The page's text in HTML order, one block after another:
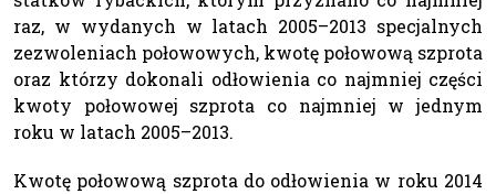
raz, w wydanych w latach 2005–2013 specjalnych
zezwoleniach połowowych, kwotę połowową szprota
oraz którzy dokonali odłowienia co najmniej części
kwoty połowowej szprota co najmniej w jednym
roku w latach 2005–2013.
Kwotę połowową szprota do odłowienia w roku 2014